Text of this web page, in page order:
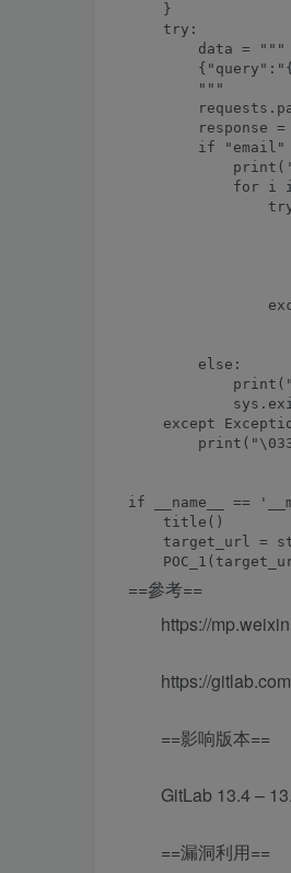
    }
    try:
        data = """
        """
response =
if
for i
        else:
except
if __name__ ==
    title()
target_url =
==參考==
https://
https://
==影响版本==
GitLab 13.4 –
==漏洞利用==